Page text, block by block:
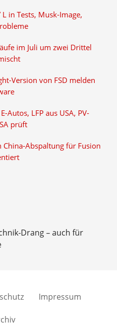
in Tests, Musk-Image,
im Juli um zwei Drittel
Version von FSD melden
Autos, LFP aus USA, PV-
prüft
Abspaltung für Fusion
Drang – auch für
Impressum